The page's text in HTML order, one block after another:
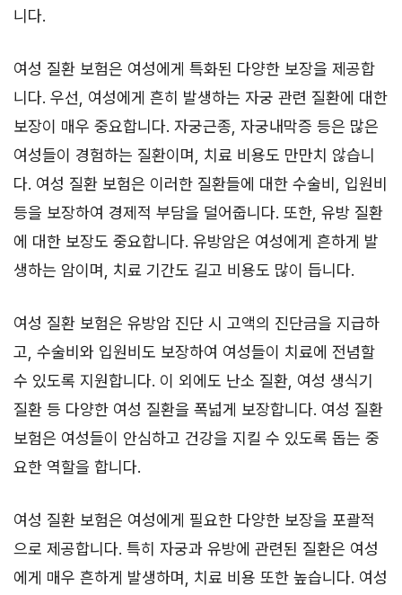
니다.
여성 질환 보험은 여성에게 특화된 다양한 보장을 제공합
니다. 우선, 여성에게 흔히 발생하는 자궁 관련 질환에 대한
보장이 매우 중요합니다. 자궁근종, 자궁내막증 등은 많은
여성들이 경험하는 질환이며, 치료 비용도 만만치 않습니
다. 여성 질환 보험은 이러한 질환들에 대한 수술비, 입원비
등을 보장하여 경제적 부담을 덜어줍니다. 또한, 유방 질환
에 대한 보장도 중요합니다. 유방암은 여성에게 흔하게 발
생하는 암이며, 치료 기간도 길고 비용도 많이 듭니다.
여성 질환 보험은 유방암 진단 시 고액의 진단금을 지급하
고, 수술비와 입원비도 보장하여 여성들이 치료에 전념할
수 있도록 지원합니다. 이 외에도 난소 질환, 여성 생식기
질환 등 다양한 여성 질환을 폭넓게 보장합니다. 여성 질환
보험은 여성들이 안심하고 건강을 지킬 수 있도록 돕는 중
요한 역할을 합니다.
여성 질환 보험은 여성에게 필요한 다양한 보장을 포괄적
으로 제공합니다. 특히 자궁과 유방에 관련된 질환은 여성
에게 매우 흔하게 발생하며, 치료 비용 또한 높습니다. 여성